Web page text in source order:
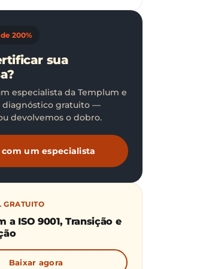
200%
sua
especialista da Templum e
diagnóstico gratuito —
devolvemos o dobro.
com um especialista
GRATUITO
a ISO 9001, Transição e
Baixar agora